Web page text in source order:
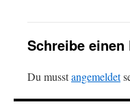
Schreibe einen
Du musstangemeldet